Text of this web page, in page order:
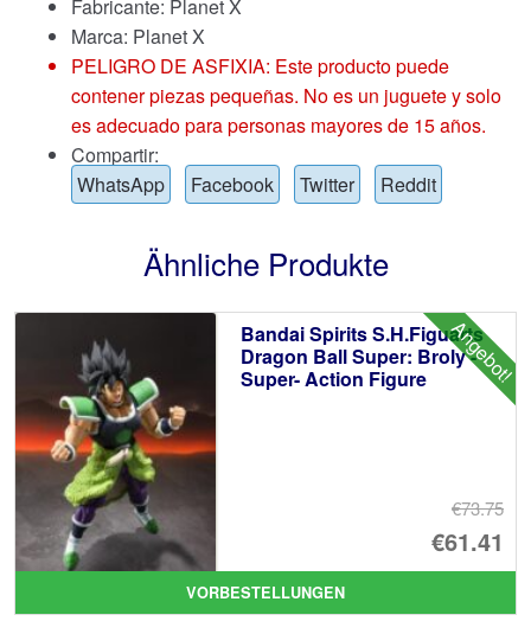
Fabricante: Planet X
Marca: Planet X
PELIGRO DE ASFIXIA: Este producto puede
contener piezas pequeñas. No es un juguete y solo
es adecuado para personas mayores de 15 años.
Compartir:
WhatsApp
Facebook Twitter Reddit
Ähnliche Produkte
Angebot!
Bandai Spirits S.H.Figuarts
Dragon Ball Super: Broly -
Super- Action Figure
€73.75
€61.41
VORBESTELLUNGEN